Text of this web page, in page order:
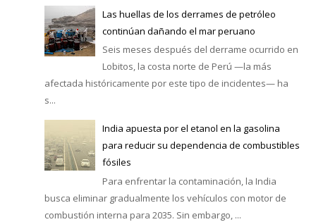
Las huellas de los derrames de petróleo
continúan dañando el mar peruano
Seis meses después del derrame ocurrido en
Lobitos, la costa norte de Perú —la más
afectada históricamente por este tipo de incidentes— ha
s...
India apuesta por el etanol en la gasolina
para reducir su dependencia de combustibles
fósiles
Para enfrentar la contaminación, la India
busca eliminar gradualmente los vehículos con motor de
combustión interna para 2035. Sin embargo, ...